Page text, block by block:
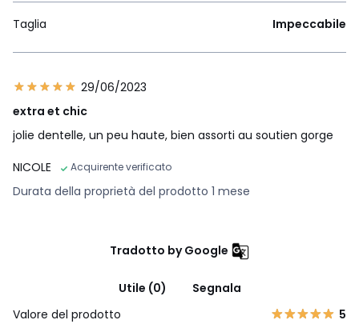
Taglia Impeccabile
29/06/2023
extra et chic
jolie dentelle, un peu haute, bien assorti au soutien gorge
NICOLE
Acquirente verificato
Durata della proprietà del prodotto 1 mese
Tradotto by Google
Utile (0)
Segnala
Valore del prodotto
5